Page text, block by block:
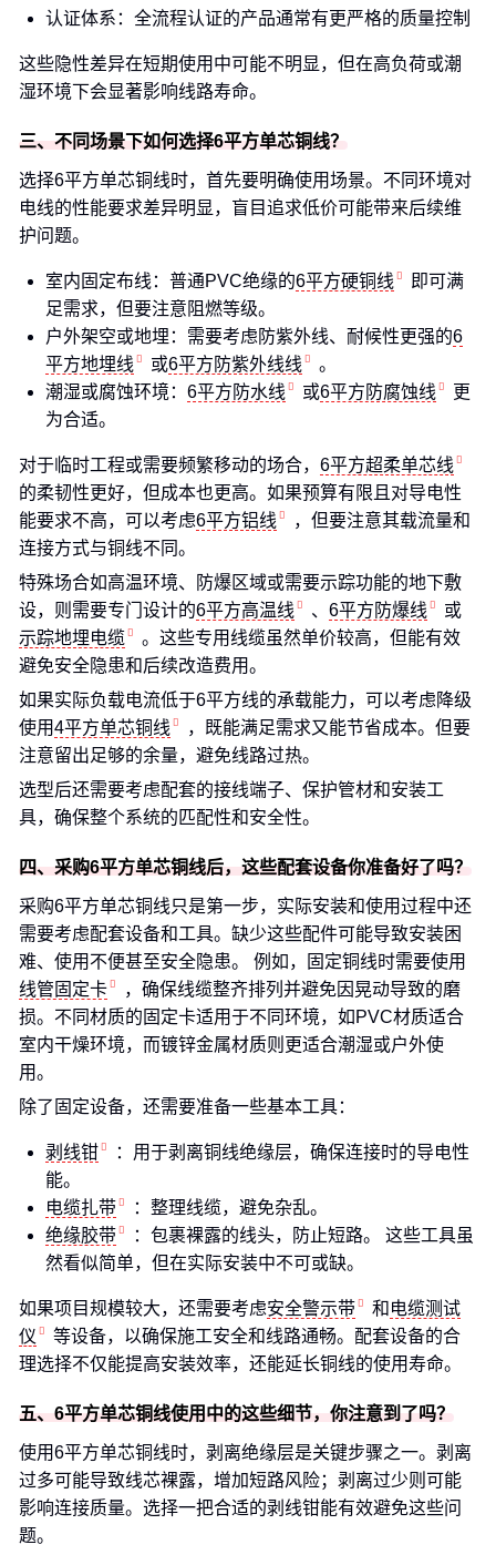
认证体系：全流程认证的产品通常有更严格的质量控制
这些隐性差异在短期使用中可能不明显，但在高负荷或潮
湿环境下会显著影响线路寿命。
三、不同场景下如何选择6平方单芯铜线？
选择6平方单芯铜线时，首先要明确使用场景。不同环境对
电线的性能要求差异明显，盲目追求低价可能带来后续维
护问题。
室内固定布线：普通PVC绝缘的6平方硬铜线
即可满
足需求，但要注意阻燃等级。
户外架空或地埋：需要考虑防紫外线、耐候性更强的6
平方地埋线
或6平方防紫外线线
。
潮湿或腐蚀环境： 6平方防水线 或6平方防腐蚀线
更
为合适。
对于临时工程或需要频繁移动的场合， 6平方超柔单芯线
的柔韧性更好，但成本也更高。如果预算有限且对导电性
能要求不高，可以考虑6平方铝线
，但要注意其载流量和
连接方式与铜线不同。
特殊场合如高温环境、防爆区域或需要示踪功能的地下敷
设，则需要专门设计的6平方高温线 、 6平方防爆线
或
示踪地埋电缆
。这些专用线缆虽然单价较高，但能有效
避免安全隐患和后续改造费用。
如果实际负载电流低于6平方线的承载能力，可以考虑降级
使用4平方单芯铜线
，既能满足需求又能节省成本。但要
注意留出足够的余量，避免线路过热。
选型后还需要考虑配套的接线端子、保护管材和安装工
具，确保整个系统的匹配性和安全性。
四、采购6平方单芯铜线后，这些配套设备你准备好了吗？
采购6平方单芯铜线只是第一步，实际安装和使用过程中还
需要考虑配套设备和工具。缺少这些配件可能导致安装困
难、使用不便甚至安全隐患。 例如，固定铜线时需要使用
线管固定卡
，确保线缆整齐排列并避免因晃动导致的磨
损。不同材质的固定卡适用于不同环境，如PVC材质适合
室内干燥环境，而镀锌金属材质则更适合潮湿或户外使
用。
除了固定设备，还需要准备一些基本工具：
剥线钳
：用于剥离铜线绝缘层，确保连接时的导电性
能。
电缆扎带
：整理线缆，避免杂乱。
绝缘胶带
：包裹裸露的线头，防止短路。 这些工具虽
然看似简单，但在实际安装中不可或缺。
如果项目规模较大，还需要考虑安全警示带 和 电缆测试
仪
等设备，以确保施工安全和线路通畅。配套设备的合
理选择不仅能提高安装效率，还能延长铜线的使用寿命。
五、6平方单芯铜线使用中的这些细节，你注意到了吗？
使用6平方单芯铜线时，剥离绝缘层是关键步骤之一。剥离
过多可能导致线芯裸露，增加短路风险；剥离过少则可能
影响连接质量。选择一把合适的剥线钳能有效避免这些问
题。